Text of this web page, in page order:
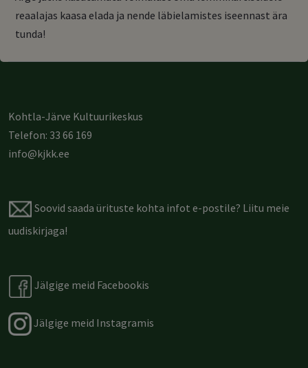
reaalajas kaasa elada ja nende läbielamistes iseennast ära
tunda!
Kohtla-Järve Kultuurikeskus
Telefon: 33 66 169
info@kjkk.ee
Soovid saada ürituste kohta infot e-postile? Liitu meie
uudiskirjaga!
Jälgige meid Facebookis
Jälgige meid Instagramis